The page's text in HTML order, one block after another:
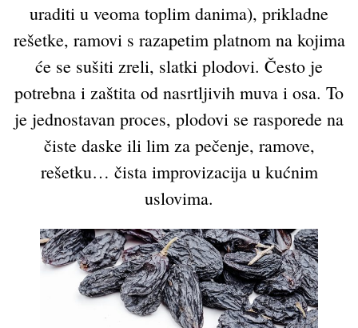
uraditi u veoma toplim danima), prikladne
rešetke, ramovi s razapetim platnom na kojima
će se sušiti zreli, slatki plodovi. Često je
potrebna i zaštita od nasrtljivih muva i osa. To
je jednostavan proces, plodovi se rasporede na
čiste daske ili lim za pečenje, ramove,
rešetku… čista improvizacija u kućnim
uslovima.